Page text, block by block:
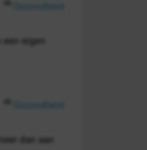
eigen
dan aan